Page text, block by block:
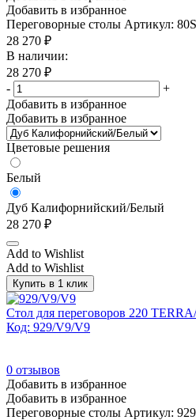
Добавить в избранное
Переговорные столы Артикул:
28 270 ₽
В наличии:
28 270 ₽
-
+
Добавить в избранное
Добавить в избранное
Цветовые решения
Белый
Дуб Калифорнийский/Белый
28 270 ₽
Add to Wishlist
Add to Wishlist
Купить в 1 клик
Стол для переговоров 220
Код: 929/V9/V9
0 отзывов
Добавить в избранное
Добавить в избранное
Переговорные столы Артикул: